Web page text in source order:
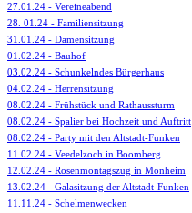
27.01.24 - Vereineabend
28. 01.24 - Familiensitzung
31.01.24 - Damensitzung
01.02.24 - Bauhof
03.02.24 - Schunkelndes Bürgerhaus
04.02.24 - Herrensitzung
08.02.24 - Frühstück und Rathaussturm
08.02.24 - Spalier bei Hochzeit und Auftritt
08.02.24 - Party mit den Altstadt-Funken
11.02.24 - Veedelzoch in Boomberg
12.02.24 - Rosenmontagszug in Monheim
13.02.24 - Galasitzung der Altstadt-Funken
11.11.24 - Schelmenwecken